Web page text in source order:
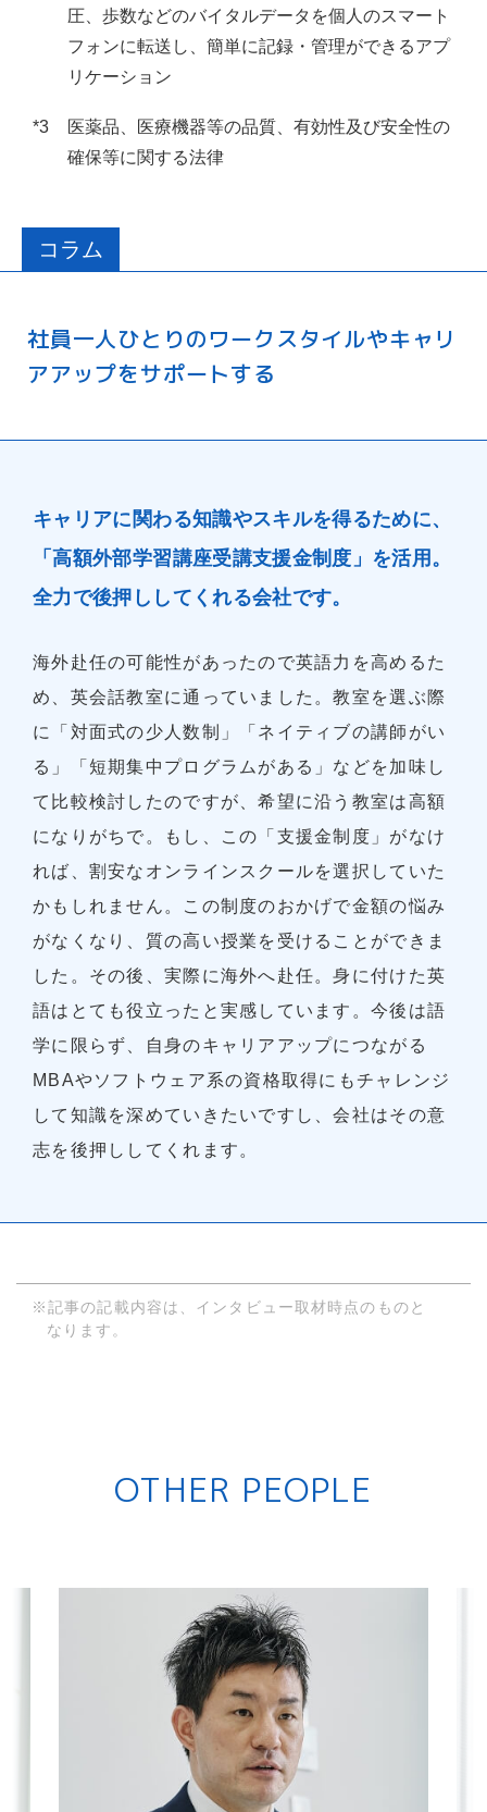
コラム
社員一人ひとりのワークスタイルやキャリ
アアップをサポートする
キャリアに関わる知識やスキルを得るために、
「高額外部学習講座受講支援金制度」を活用。
全力で後押ししてくれる会社です。
海外赴任の可能性があったので英語力を高めるた
め、英会話教室に通っていました。教室を選ぶ際
に「対面式の少人数制」「ネイティブの講師がい
る」「短期集中プログラムがある」などを加味し
て比較検討したのですが、希望に沿う教室は高額
になりがちで。もし、この「支援金制度」がなけ
れば、割安なオンラインスクールを選択していた
かもしれません。この制度のおかげで金額の悩み
がなくなり、質の高い授業を受けることができま
した。その後、実際に海外へ赴任。身に付けた英
語はとても役立ったと実感しています。今後は語
学に限らず、自身のキャリアアップにつながる
MBAやソフトウェア系の資格取得にもチャレンジ
して知識を深めていきたいですし、会社はその意
志を後押ししてくれます。
圧、歩数などのバイタルデータを個人のスマート
フォンに転送し、簡単に記録・管理ができるアプ
リケーション
*3
医薬品、医療機器等の品質、有効性及び安全性の
確保等に関する法律
※記事の記載内容は、インタビュー取材時点のものと
なります。
OTHER PEOPLE